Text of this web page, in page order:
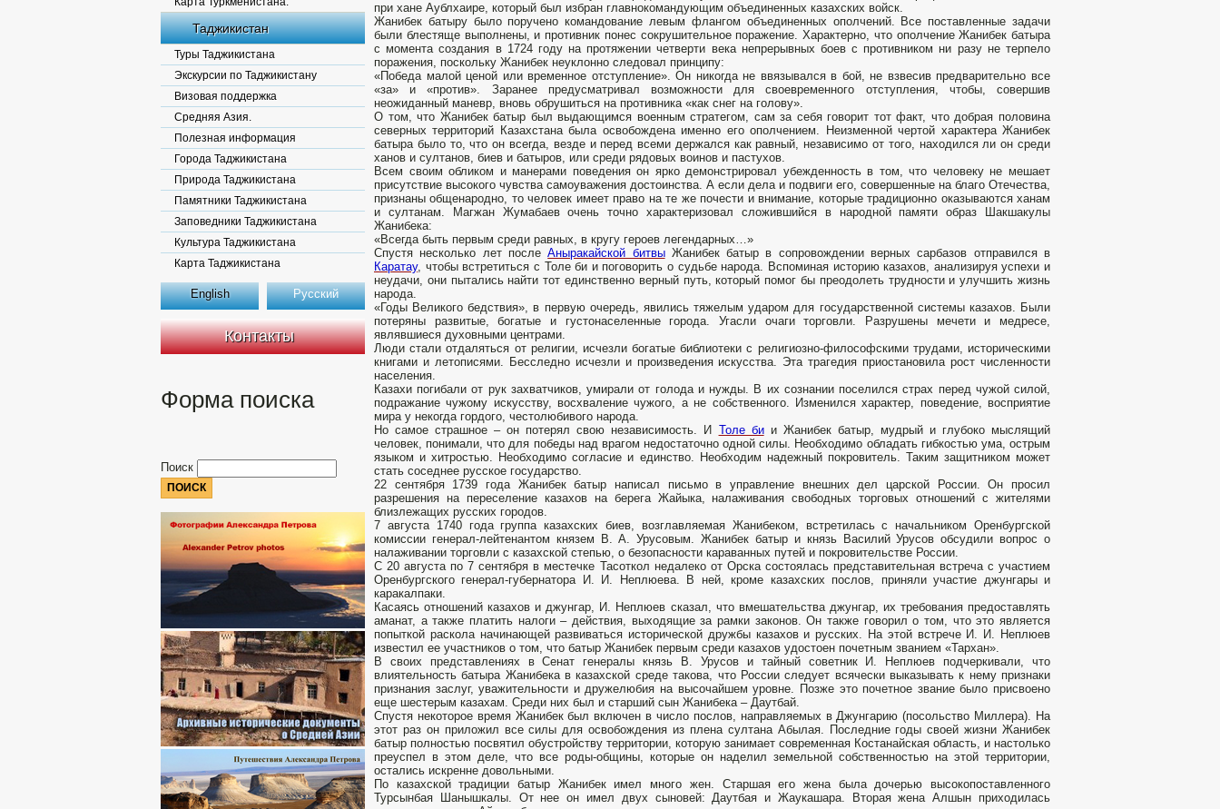
Таджикистан
Туры Таджикистана
Экскурсии по Таджикистану
Визовая поддержка
Средняя Азия.
Полезная информация
Города Таджикистана
Природа Таджикистана
Памятники Таджикистана
Заповедники Таджикистана
Культура Таджикистана
Карта Таджикистана
English Русский
Контакты
Форма поиска
Поиск
при хане Аублхаире, который был избран главнокомандующим объединенных казахских войск.
Жанибек батыру было поручено командование левым флангом объединенных ополчений. Все поставленные задачи
были блестяще выполнены, и противник понес сокрушительное поражение. Характерно, что ополчение Жанибек батыра
с момента создания в 1724 году на протяжении четверти века непрерывных боев с противником ни разу не терпело
поражения, поскольку Жанибек неуклонно следовал принципу:
«Победа малой ценой или временное отступление». Он никогда не ввязывался в бой, не взвесив предварительно все
«за» и «против». Заранее предусматривал возможности для своевременного отступления, чтобы, совершив
неожиданный маневр, вновь обрушиться на противника «как снег на голову».
О том, что Жанибек батыр был выдающимся военным стратегом, сам за себя говорит тот факт, что добрая половина
северных территорий Казахстана была освобождена именно его ополчением. Неизменной чертой характера Жанибек
батыра было то, что он всегда, везде и перед всеми держался как равный, независимо от того, находился ли он среди
ханов и султанов, биев и батыров, или среди рядовых воинов и пастухов.
Всем своим обликом и манерами поведения он ярко демонстрировал убежденность в том, что человеку не мешает
присутствие высокого чувства самоуважения достоинства. А если дела и подвиги его, совершенные на благо Отечества,
признаны общенародно, то человек имеет право на те же почести и внимание, которые традиционно оказываются ханам
и султанам. Магжан Жумабаев очень точно характеризовал сложившийся в народной памяти образ Шакшакулы
Жанибека:
«Всегда быть первым среди равных, в кругу героев легендарных…»
Спустя несколько лет послеАныракайской битвыЖанибек батыр в сопровождении верных сарбазов отправился в
Каратау, чтобы встретиться с Толе би и поговорить о судьбе народа. Вспоминая историю казахов, анализируя успехи и
неудачи, они пытались найти тот единственно верный путь, который помог бы преодолеть трудности и улучшить жизнь
народа.
«Годы Великого бедствия», в первую очередь, явились тяжелым ударом для государственной системы казахов. Были
потеряны развитые, богатые и густонаселенные города. Угасли очаги торговли. Разрушены мечети и медресе,
являвшиеся духовными центрами.
Люди стали отдаляться от религии, исчезли богатые библиотеки с религиозно-философскими трудами, историческими
книгами и летописями. Бесследно исчезли и произведения искусства. Эта трагедия приостановила рост численности
населения.
Казахи погибали от рук захватчиков, умирали от голода и нужды. В их сознании поселился страх перед чужой силой,
подражание чужому искусству, восхваление чужого, а не собственного. Изменился характер, поведение, восприятие
мира у некогда гордого, честолюбивого народа.
Но самое страшное – он потерял свою независимость. И Толе бии Жанибек батыр, мудрый и глубоко мыслящий
человек, понимали, что для победы над врагом недостаточно одной силы. Необходимо обладать гибкостью ума, острым
языком и хитростью. Необходимо согласие и единство. Необходим надежный покровитель. Таким защитником может
стать соседнее русское государство.
22 сентября 1739 года Жанибек батыр написал письмо в управление внешних дел царской России. Он просил
разрешения на переселение казахов на берега Жайыка, налаживания свободных торговых отношений с жителями
близлежащих русских городов.
7 августа 1740 года группа казахских биев, возглавляемая Жанибеком, встретилась с начальником Оренбургской
комиссии генерал-лейтенантом князем В. А. Урусовым. Жанибек батыр и князь Василий Урусов обсудили вопрос о
налаживании торговли с казахской степью, о безопасности караванных путей и покровительстве России.
С 20 августа по 7 сентября в местечке Тасоткол недалеко от Орска состоялась представительная встреча с участием
Оренбургского генерал-губернатора И. И. Неплюева. В ней, кроме казахских послов, приняли участие джунгары и
каракалпаки.
Касаясь отношений казахов и джунгар, И. Неплюев сказал, что вмешательства джунгар, их требования предоставлять
аманат, а также платить налоги – действия, выходящие за рамки законов. Он также говорил о том, что это является
попыткой раскола начинающей развиваться исторической дружбы казахов и русских. На этой встрече И. И. Неплюев
известил ее участников о том, что батыр Жанибек первым среди казахов удостоен почетным званием «Тархан».
В своих представлениях в Сенат генералы князь В. Урусов и тайный советник И. Неплюев подчеркивали, что
влиятельность батыра Жанибека в казахской среде такова, что России следует всячески выказывать к нему признаки
признания заслуг, уважительности и дружелюбия на высочайшем уровне. Позже это почетное звание было присвоено
еще шестерым казахам. Среди них был и старший сын Жанибека – Даутбай.
Спустя некоторое время Жанибек был включен в число послов, направляемых в Джунгарию (посольство Миллера). На
этот раз он приложил все силы для освобождения из плена султана Абылая. Последние годы своей жизни Жанибек
батыр полностью посвятил обустройству территории, которую занимает современная Костанайская область, и настолько
преуспел в этом деле, что все роды-общины, которые он наделил земельной собственностью на этой территории,
остались искренне довольными.
По казахской традиции батыр Жанибек имел много жен. Старшая его жена была дочерью высокопоставленного
Турсынбая Шанышкалы. От нее он имел двух сыновей: Даутбая и Жаукашара. Вторая жена Алшын приходилась